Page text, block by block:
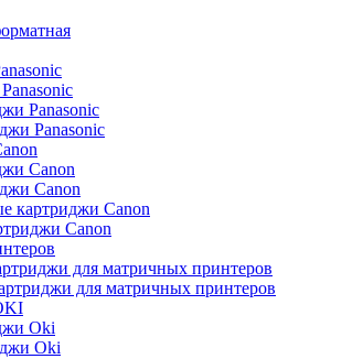
Panasonic
Panasonic
Canon
Canon
картриджи Canon
Canon
для матричных принтеров
для матричных принтеров
Oki
Oki